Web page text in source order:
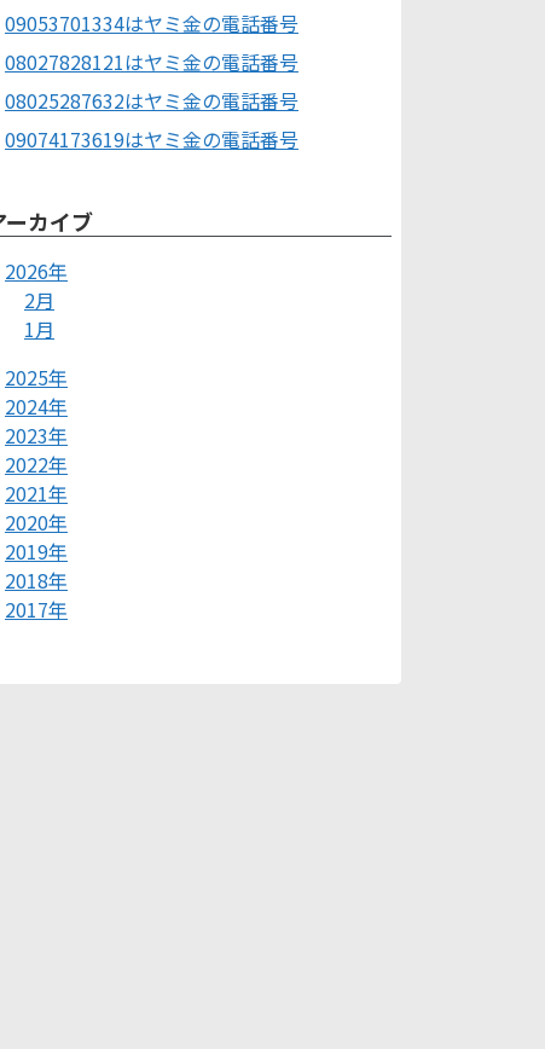
09053701334はヤミ金の電話番号
08027828121はヤミ金の電話番号
08025287632はヤミ金の電話番号
09074173619はヤミ金の電話番号
ーカイブ
2026年
2月
1月
2025年
2024年
2023年
2022年
2021年
2020年
2019年
2018年
2017年